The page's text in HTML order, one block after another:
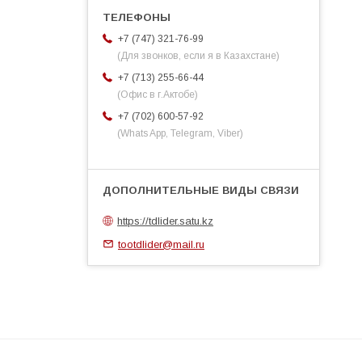
+7 (747) 321-76-99
(Для звонков, если я в Казахстане)
+7 (713) 255-66-44
(Офис в г.Актобе)
+7 (702) 600-57-92
(Whats App, Telegram, Viber)
https://tdlider.satu.kz
tootdlider@mail.ru